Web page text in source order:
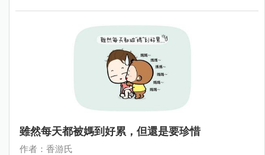
雖然每天都被媽到好累，但還是要珍惜
作者：香游氏